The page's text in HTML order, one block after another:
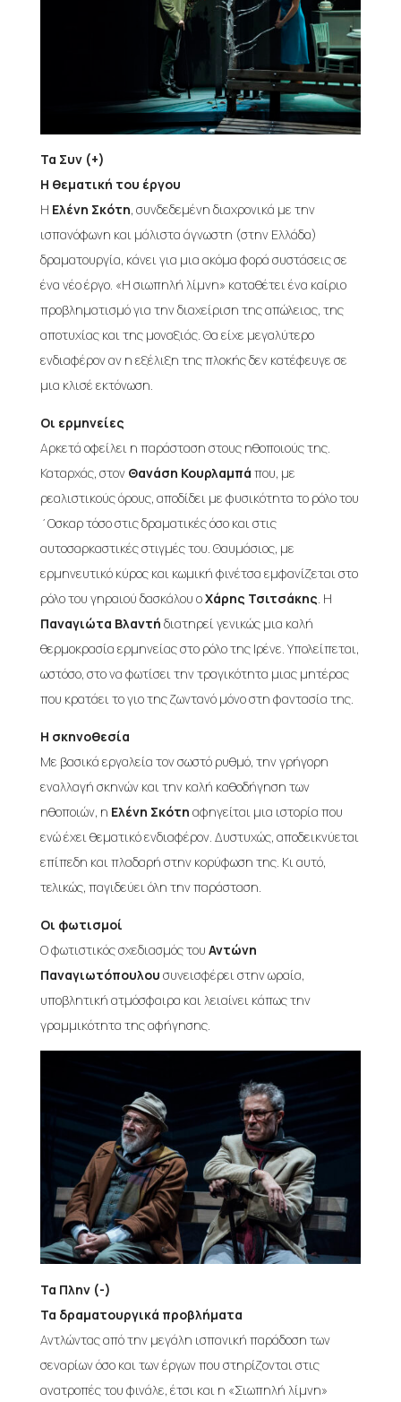
Τα Συν (+)
Η θεματική του έργου
Η Ελένη Σκότη, συνδεδεμένη διαχρονικά με την
ισπανόφωνη και μάλιστα άγνωστη (στην Ελλάδα)
δραματουργία, κάνει για μια ακόμα φορά συστάσεις σε
ένα νέο έργο. «Η σιωπηλή λίμνη» καταθέτει ένα καίριο
προβληματισμό για την διαχείριση της απώλειας, της
αποτυχίας και της μοναξιάς. Θα είχε μεγαλύτερο
ενδιαφέρον αν η εξέλιξη της πλοκής δεν κατέφευγε σε
μια κλισέ εκτόνωση.
Οι ερμηνείες
Αρκετά οφείλει η παράσταση στους ηθοποιούς της.
Καταρχάς, στον Θανάση Κουρλαμπά που, με
ρεαλιστικούς όρους, αποδίδει με φυσικότητα το ρόλο του
΄Οσκαρ τόσο στις δραματικές όσο και στις
αυτοσαρκαστικές στιγμές του. Θαυμάσιος, με
ερμηνευτικό κύρος και κωμική φινέτσα εμφανίζεται στο
ρόλο του γηραιού δασκάλου οΧάρης Τσιτσάκης. Η
Παναγιώτα Βλαντή διατηρεί γενικώς μια καλή
θερμοκρασία ερμηνείας στο ρόλο της Ιρένε. Υπολείπεται,
ωστόσο, στο να φωτίσει την τραγικότητα μιας μητέρας
που κρατάει το γιο της ζωντανό μόνο στη φαντασία της.
Η σκηνοθεσία
Με βασικά εργαλεία τον σωστό ρυθμό, την γρήγορη
εναλλαγή σκηνών και την καλή καθοδήγηση των
ηθοποιών, η Ελένη Σκότη αφηγείται μια ιστορία που
ενώ έχει θεματικό ενδιαφέρον. Δυστυχώς, αποδεικνύεται
επίπεδη και πλαδαρή στην κορύφωση της. Κι αυτό,
τελικώς, παγιδεύει όλη την παράσταση.
Οι φωτισμοί
Ο φωτιστικός σχεδιασμός του Αντώνη
Παναγιωτόπουλου συνεισφέρει στην ωραία,
υποβλητική ατμόσφαιρα και λειαίνει κάπως την
γραμμικότητα της αφήγησης.
Τα Πλην (-)
Τα δραματουργικά προβλήματα
Αντλώντας από την μεγάλη ισπανική παράδοση των
σεναρίων όσο και των έργων που στηρίζονται στις
ανατροπές του φινάλε, έτσι και η «Σιωπηλή λίμνη»